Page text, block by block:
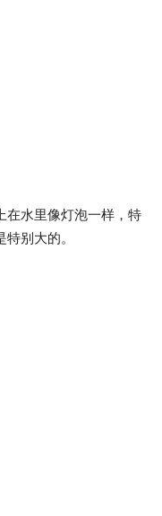
在水里像灯泡一样，特
别大的。